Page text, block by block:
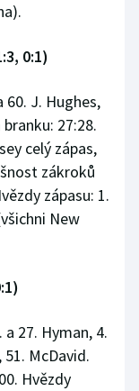
0:1)
60. J. Hughes,
27:28.
celý zápas,
zákroků
zápasu: 1.
New
a 27. Hyman, 4.
McDavid.
Hvězdy